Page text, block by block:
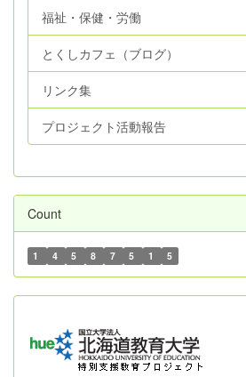
福祉・保健・労働
とくしカフェ（ブログ）
リンク集
プロジェクト活動報告
Count
1 4 5 8 7 5 1 5